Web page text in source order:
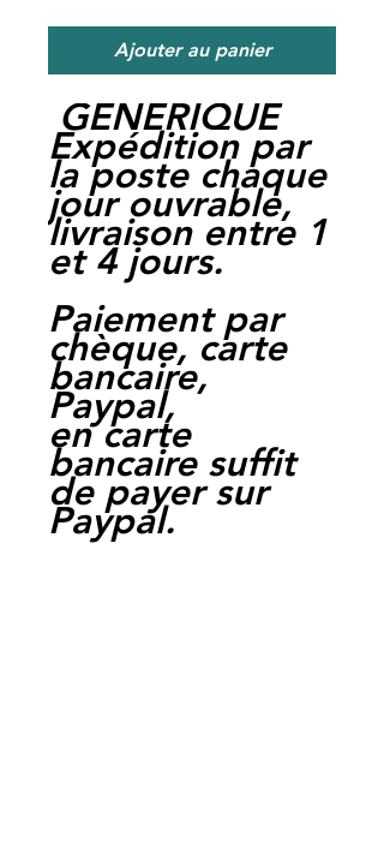
Ajouter au panier
GENERIQUE
Expédition par
la poste chaque
jour ouvrable,
livraison entre 1
et 4 jours.
Paiement par
chèque, carte
bancaire,
Paypal,
en carte
bancaire suffit
de payer sur
Paypal.